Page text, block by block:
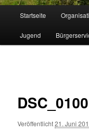
Startseite
Jugend
DSC_0100
Veröffentlicht21. Juni